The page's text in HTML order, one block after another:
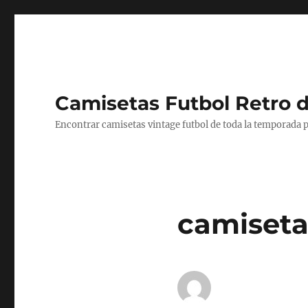
Camisetas Futbol Retro
Encontrar camisetas vintage futbol de toda la temporada